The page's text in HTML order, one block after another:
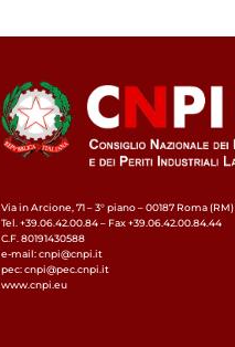
Via in Arcione, 71 – 3° piano – 00187 Roma (RM)
Tel. +39.06.42.00.84 – Fax +39.06.42.00.84.44
C.F. 80191430588
e-mail: cnpi@cnpi.it
pec: cnpi@pec.cnpi.it
www.cnpi.eu